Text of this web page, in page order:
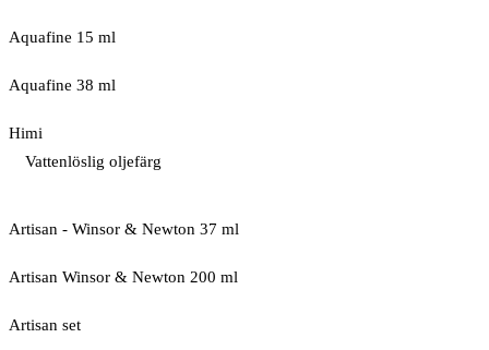
Aquafine 15 ml
Aquafine 38 ml
Himi
Vattenlöslig oljefärg
Artisan - Winsor & Newton 37 ml
Artisan Winsor & Newton 200 ml
Artisan set